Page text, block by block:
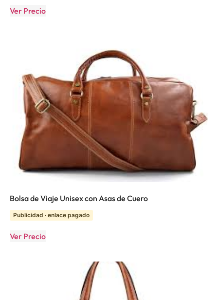
Ver Precio
Bolsa de Viaje Unisex con Asas de Cuero
Publicidad · enlace pagado
Ver Precio